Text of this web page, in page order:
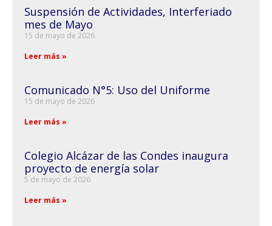
Suspensión de Actividades, Interferiado
mes de Mayo
15 de mayo de 2026
Leer más »
Comunicado N°5: Uso del Uniforme
15 de mayo de 2026
Leer más »
Colegio Alcázar de las Condes inaugura
proyecto de energía solar
5 de mayo de 2026
Leer más »